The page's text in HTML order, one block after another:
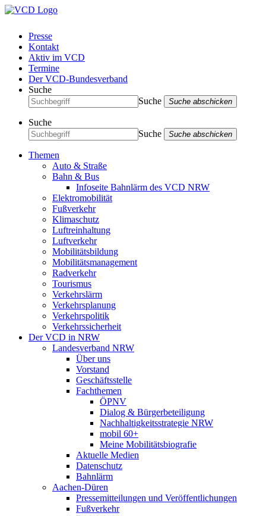
Presse
Kontakt
Aktiv im VCD
Termine
Der VCD-Bundesverband
Suche
Suche
Suche abschicken
Suche
Suche
Suche abschicken
Themen
Auto & Straße
Bahn & Bus
Infoseite Bahnlärm des VCD NRW
Elektromobilität
Fußverkehr
Klimaschutz
Luftreinhaltung
Luftverkehr
Mobilitätsbildung
Mobilitätsmanagement
Radverkehr
Tourismus
Verkehrslärm
Verkehrsplanung
Verkehrspolitik
Verkehrssicherheit
Der VCD in NRW
Landesverband NRW
Über uns
Vorstand
Geschäftsstelle
Fachthemen
ÖPNV
Dialog & Bürgerbeteiligung
Nachhaltigkeitsstrategie NRW
mobil 60+
Meine Mobilitätsbiografie
Aktuelle Medien
Datenschutz
Bahnlärm
Aachen-Düren
Pressemitteilungen und Veröffentlichungen
Fußverkehr